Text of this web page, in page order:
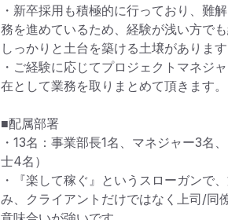
・新卒採用も積極的に行っており、難
務を進めているため、経験が浅い方で
しっかりと土台を築ける土壌があります
・ご経験に応じてプロジェクトマネジ
在として業務を取りまとめて頂きます。
■配属部署
・13名：事業部長1名、マネジャー3名
士4名）
・『楽して稼ぐ』というスローガンで
み、クライアントだけではなく上司/同